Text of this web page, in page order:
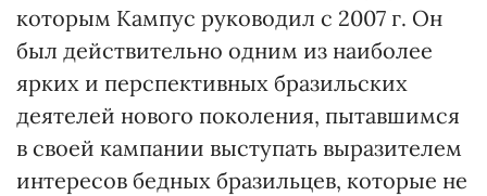
которым Кампус руководил с 2007 г. Он
был действительно одним из наиболее
ярких и перспективных бразильских
деятелей нового поколения, пытавшимся
в своей кампании выступать выразителем
интересов бедных бразильцев, которые не